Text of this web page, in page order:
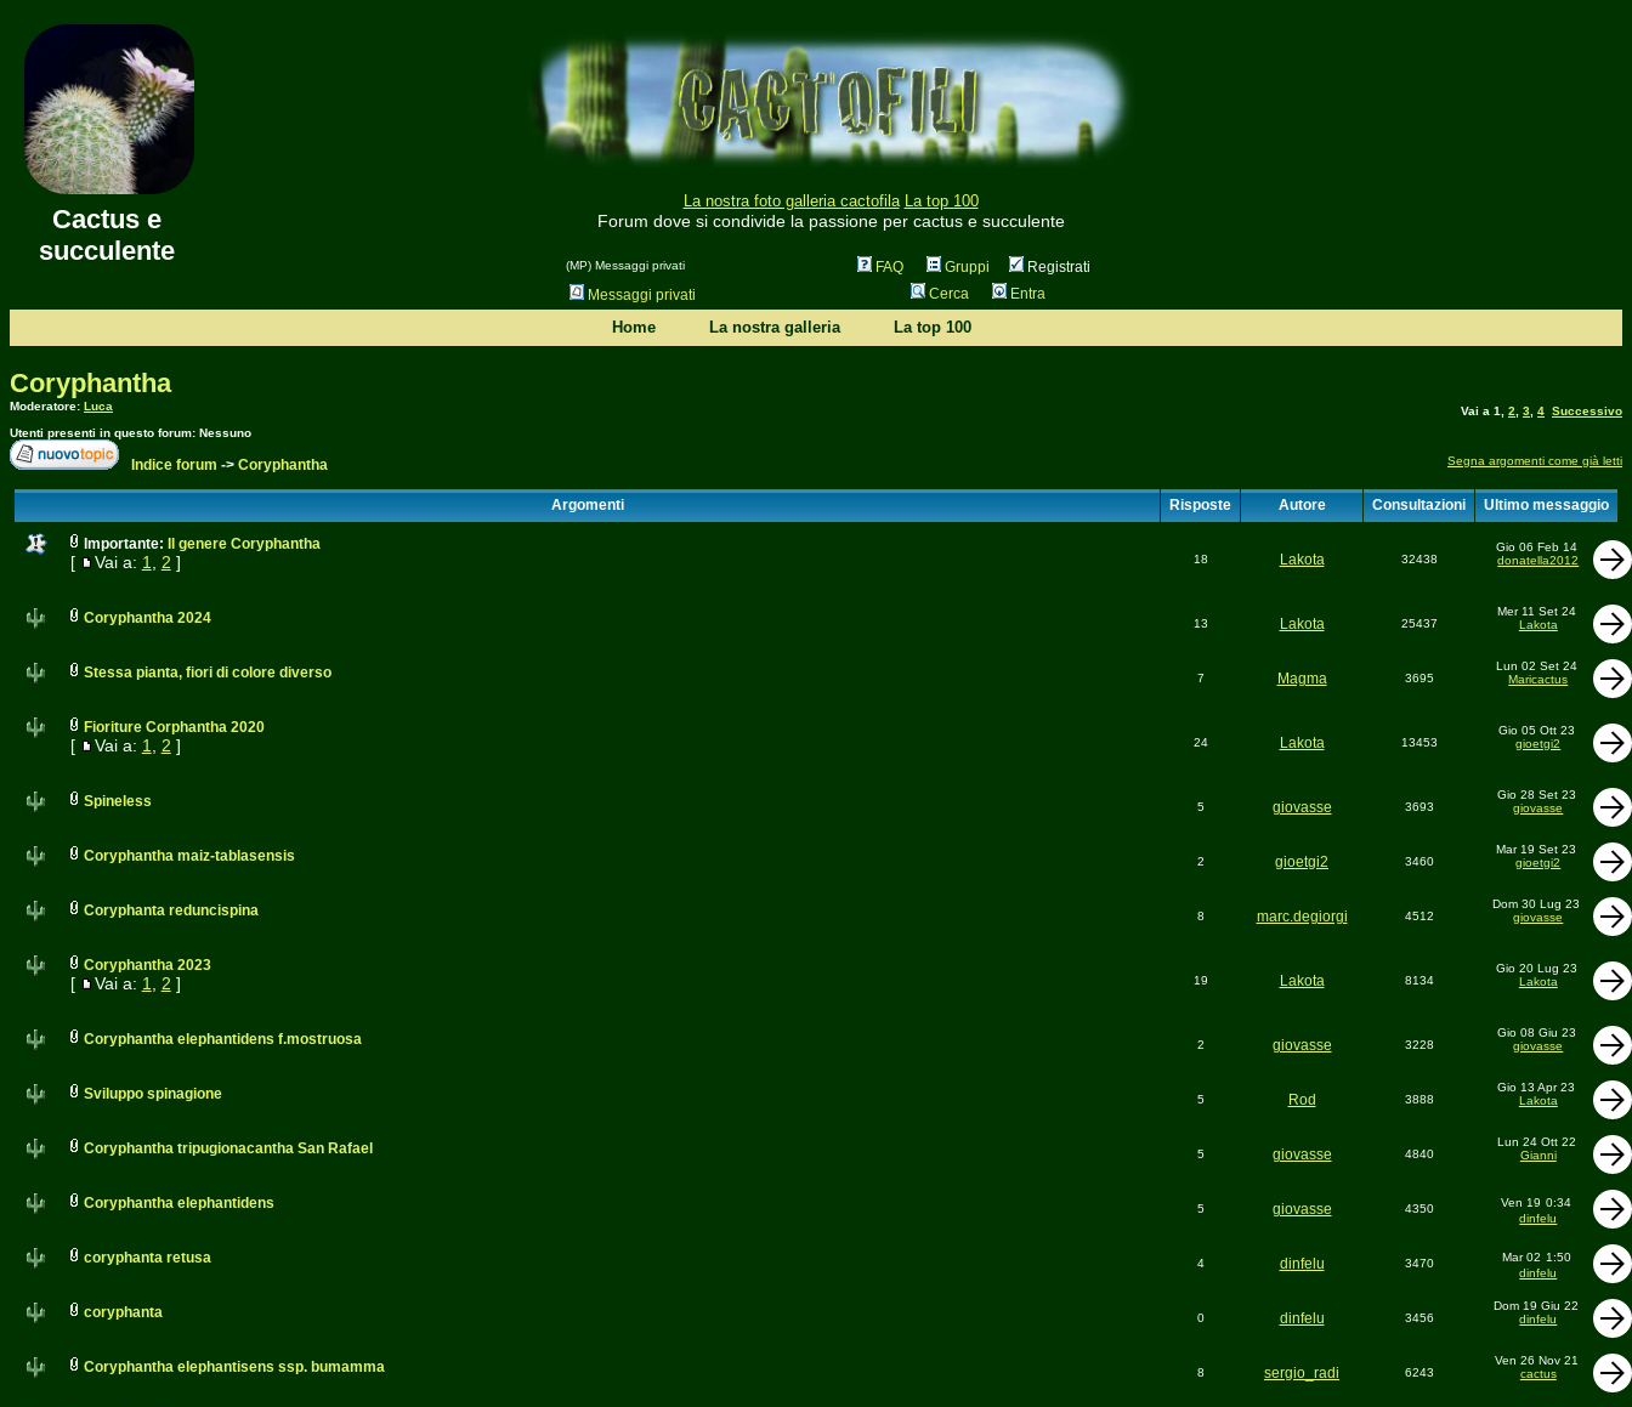
Cactus e
succulente
La nostra foto galleria cactofila La top 100
Forum dove si condivide la passione per cactus e succulente
(MP) Messaggi privati FAQ Gruppi
Registrati
Messaggi privati
Cerca Entra
Home La nostra galleria La top 100
Coryphantha
Moderatore: Luca
Utenti presenti in questo forum: Nessuno
Vai a 1 2 3 4 Successivo
Indice forum -> Coryphantha Segna argomenti come già letti
Argomenti Risposte Autore Consultazioni Ultimo messaggio
Importante: Il genere Coryphantha
[ Vai a: 1 2 ] 18 Lakota 32438
Gio 06 Feb 14
donatella2012
Coryphantha 2024 13 Lakota 25437
Mer 11 Set 24
Lakota
Stessa pianta, fiori di colore diverso 7 Magma 3695
Lun 02 Set 24
Maricactus
Fioriture Corphantha 2020
[ Vai a: 1 2 ] 24 Lakota 13453
Gio 05 Ott 23
gioetgi2
Spineless 5 giovasse 3693
Gio 28 Set 23
giovasse
Coryphantha maiz-tablasensis 2 gioetgi2 3460
Mar 19 Set 23
gioetgi2
Coryphanta reduncispina 8 marc.degiorgi 4512
Dom 30 Lug 23
giovasse
Coryphantha 2023
[ Vai a: 1 2 ] 19 Lakota 8134
Gio 20 Lug 23
Lakota
Coryphantha elephantidens f.mostruosa 2 giovasse 3228
Gio 08 Giu 23
giovasse
Sviluppo spinagione 5 Rod 3888
Gio 13 Apr 23
Lakota
Coryphantha tripugionacantha San Rafael 5 giovasse 4840
Lun 24 Ott 22
Gianni
Coryphantha elephantidens 5 giovasse 4350 Ven 19 0:34
dinfelu
coryphanta retusa 4 dinfelu 3470 Mar 02 1:50
dinfelu
coryphanta 0 dinfelu 3456
Dom 19 Giu 22
dinfelu
Coryphantha elephantisens ssp. bumamma 8 sergio_radi 6243
Ven 26 Nov 21
cactus